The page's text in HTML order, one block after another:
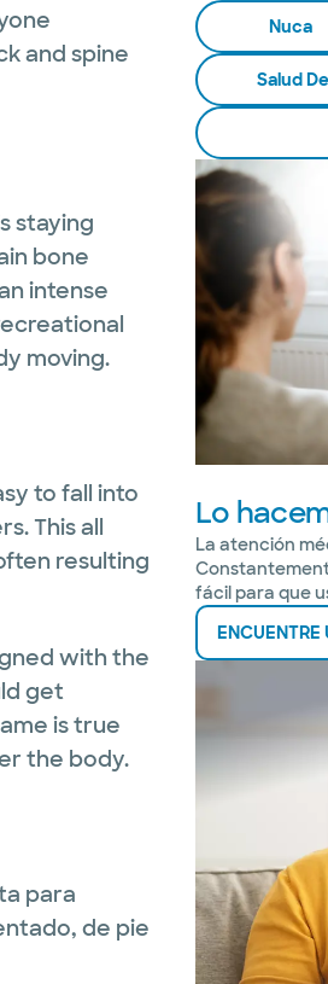
and spine
staying
bone
intense
moving.
to fall into
This all
resulting
with the
get
is true
the body.
para
de pie
Nuca
Salud
Lo
La atención
fácil para que
ENCUENTRE